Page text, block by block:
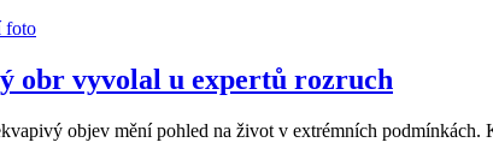
obr vyvolal u expertů rozruch
objev mění pohled na život v extrémních podmínkách.